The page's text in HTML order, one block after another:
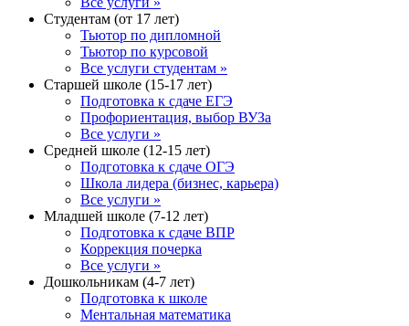
Студентам (от 17 лет)
Тьютор по дипломной
Тьютор по курсовой
Все услуги студентам »
Старшей школе (15-17 лет)
Подготовка к сдаче ЕГЭ
Профориентация, выбор ВУЗа
Все услуги »
Средней школе (12-15 лет)
Подготовка к сдаче ОГЭ
Школа лидера (бизнес, карьера)
Все услуги »
Младшей школе (7-12 лет)
Подготовка к сдаче ВПР
Коррекция почерка
Все услуги »
Дошкольникам (4-7 лет)
Подготовка к школе
Ментальная математика